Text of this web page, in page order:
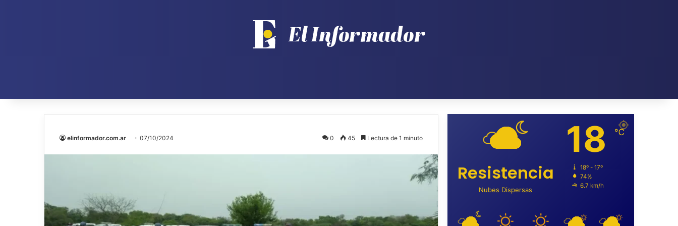
elinformador.com.ar 07/10/2024 0 45 Lectura de 1 minuto
Resistencia
Nubes Dispersas
18 ℃
18º - 17º
74%
6.7 km/h